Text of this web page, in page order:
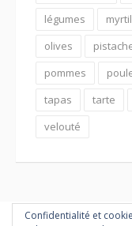
légumes
olives
pommes
tapas
tarte
velouté
Confidentialité et